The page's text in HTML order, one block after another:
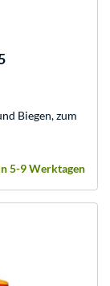
Biegen, zum
5-9 Werktagen